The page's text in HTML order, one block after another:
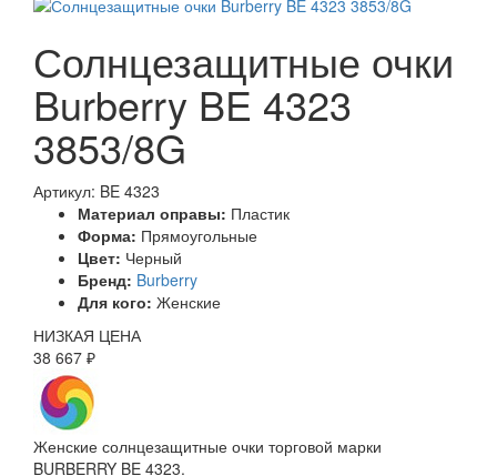
Солнцезащитные очки
Burberry BE 4323
3853/8G
Артикул: BE 4323
Материал оправы: Пластик
Форма: Прямоугольные
Цвет: Черный
Бренд: Burberry
Для кого: Женские
НИЗКАЯ ЦЕНА
38 667 ₽
Женские солнцезащитные очки торговой марки
BURBERRY BE 4323.